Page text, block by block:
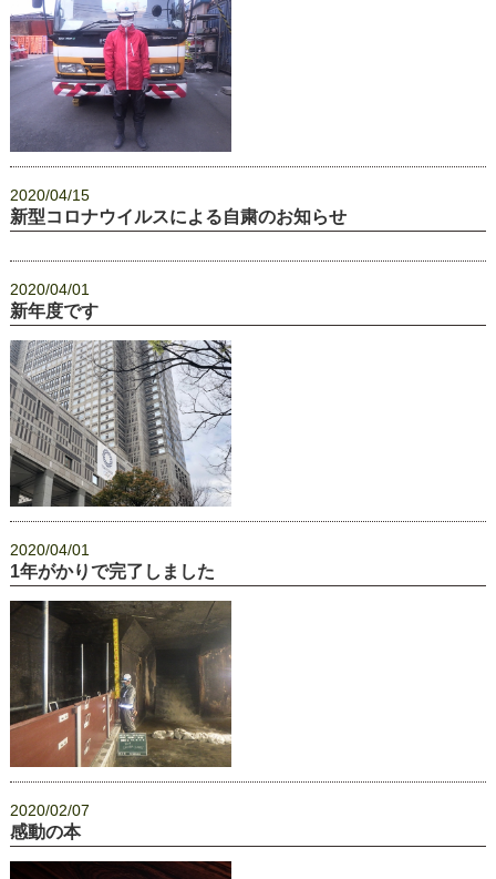
2020/04/15
新型コロナウイルスによる自粛のお知らせ
2020/04/01
新年度です
2020/04/01
1年がかりで完了しました
2020/02/07
感動の本